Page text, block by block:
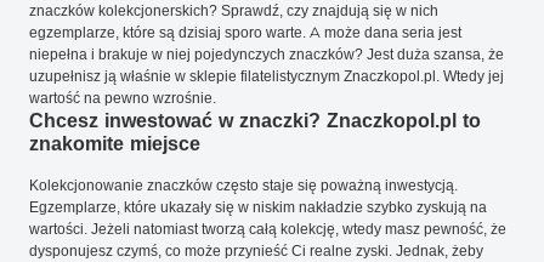
znaczków kolekcjonerskich? Sprawdź, czy znajdują się w nich
egzemplarze, które są dzisiaj sporo warte. A może dana seria jest
niepełna i brakuje w niej pojedynczych znaczków? Jest duża szansa, że
uzupełnisz ją właśnie w sklepie filatelistycznym Znaczkopol.pl. Wtedy jej
wartość na pewno wzrośnie.
Chcesz inwestować w znaczki? Znaczkopol.pl to
znakomite miejsce
Kolekcjonowanie znaczków często staje się poważną inwestycją.
Egzemplarze, które ukazały się w niskim nakładzie szybko zyskują na
wartości. Jeżeli natomiast tworzą całą kolekcję, wtedy masz pewność, że
dysponujesz czymś, co może przynieść Ci realne zyski. Jednak, żeby